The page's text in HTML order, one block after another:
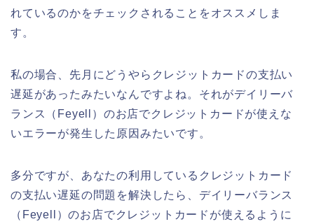
れているのかをチェックされることをオススメしま
す。
私の場合、先月にどうやらクレジットカードの支払い
遅延があったみたいなんですよね。それがデイリーバ
ランス（Feyell）のお店でクレジットカードが使えな
いエラーが発生した原因みたいです。
多分ですが、あなたの利用しているクレジットカード
の支払い遅延の問題を解決したら、デイリーバランス
（Feyell）のお店でクレジットカードが使えるように